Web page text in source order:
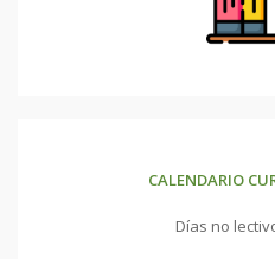
CALENDARIO
Días no